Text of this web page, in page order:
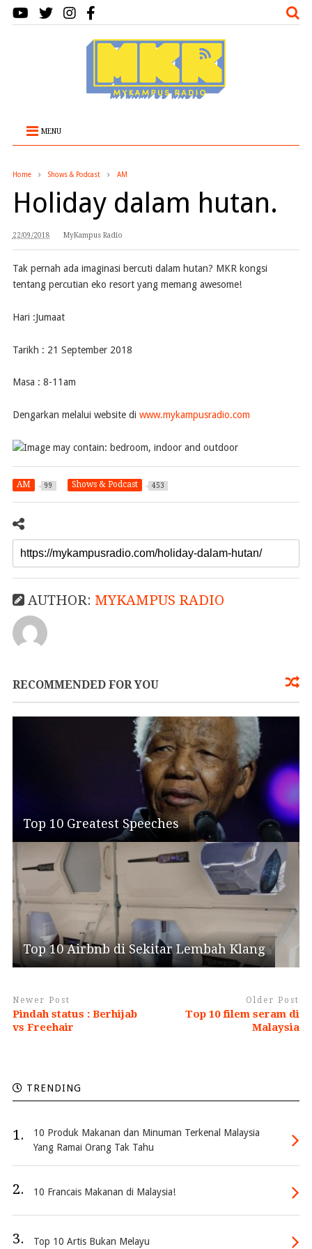
MENU
Home Shows & Podcast AM
Holiday dalam hutan.
22/09/2018 MyKampus Radio
Tak pernah ada imaginasi bercuti dalam hutan? MKR kongsi
tentang percutian eko resort yang memang awesome!
Hari :Jumaat
Tarikh : 21 September 2018
Masa : 8-11am
Dengarkan melalui website di www.mykampusradio.com
AM 99 Shows & Podcast 453
AUTHOR: MYKAMPUS RADIO
RECOMMENDED FOR YOU
Top 10 Greatest Speeches
Top 10 Airbnb di Sekitar Lembah Klang
Newer Post
Pindah status : Berhijab
vs Freehair
Older Post
Top 10 filem seram di
Malaysia
TRENDING
1.
10 Produk Makanan dan Minuman Terkenal Malaysia
Yang Ramai Orang Tak Tahu
2. 10 Francais Makanan di Malaysia!
3. Top 10 Artis Bukan Melayu